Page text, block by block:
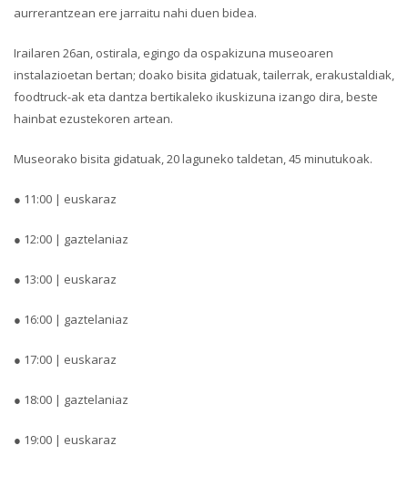
aurrerantzean ere jarraitu nahi duen bidea.
Irailaren 26an, ostirala, egingo da ospakizuna museoaren
instalazioetan bertan; doako bisita gidatuak, tailerrak, erakustaldiak,
foodtruck-ak eta dantza bertikaleko ikuskizuna izango dira, beste
hainbat ezustekoren artean.
Museorako bisita gidatuak, 20 laguneko taldetan, 45 minutukoak.
● 11:00 | euskaraz
● 12:00 | gaztelaniaz
● 13:00 | euskaraz
● 16:00 | gaztelaniaz
● 17:00 | euskaraz
● 18:00 | gaztelaniaz
● 19:00 | euskaraz